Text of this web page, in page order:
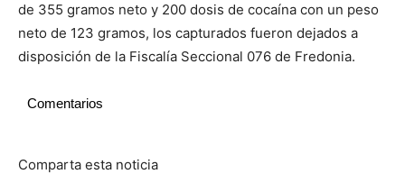
de 355 gramos neto y 200 dosis de cocaína con un peso
neto de 123 gramos, los capturados fueron dejados a
disposición de la Fiscalía Seccional 076 de Fredonia.
Comentarios
Comparta esta noticia